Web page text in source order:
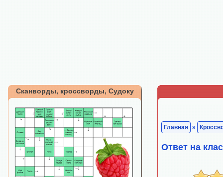
Сканворды, кроссворды, Судоку
Главная »
Ответ на